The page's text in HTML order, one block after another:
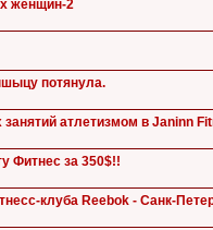
женщин-2
потянула.
атлетизмом в Janinn
Фитнес за 350$!!
клуба Reebok - Санк-